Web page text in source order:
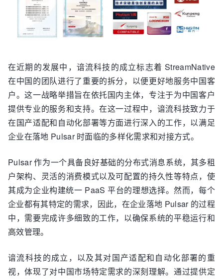
在近期的发展中，谙流科技的成立标志着 StreamNative
在中国的团队进行了重要的拆分，以便更好地服务中国客
户。这一战略举措旨在依托国内主体，专注于为中国客户
提供专业的服务和支持。在这一过程中，谙流科技致力于
在国产适配和自动化部署等方面进行深入的工作，以满足
企业在落地 Pulsar 时面临的多样化需求和对接方式。
Pulsar 作为一个具备良好基础的分布式消息系统，其多租
户架构、灵活的消费模式以及可配置的持久性等特点，使
其成为企业构建统一 PaaS 平台的理想选择。然而，每个
企业都有其特定的需求，因此，在企业落地 Pulsar 的过程
中，需要完成许多细致的工作，以确保系统的平稳运行和
高效管理。
谙流科技的成立，以及其对国产适配和自动化部署的重
视，体现了对中国市场特定需求的深刻理解。通过提供定